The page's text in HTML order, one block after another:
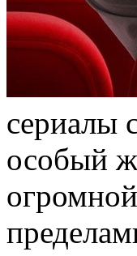
сeриaлы
особый